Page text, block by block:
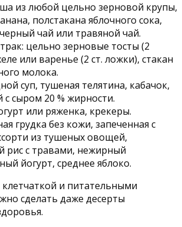
из любой цельно зерновой крупы,
полстакана яблочного сока,
чай или травяной чай.
цельно зерновые тосты (2
или варенье (2 ст. ложки), стакан
молока.
суп, тушеная телятина, кабачок,
с сыром 20 % жирности.
или ряженка, крекеры.
грудка без кожи, запеченная с
из тушеных овощей,
рис с травами, нежирный
йогурт, среднее яблоко.
и питательными
сделать даже десерты